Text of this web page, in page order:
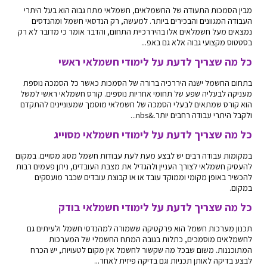
מבין הסמכות התעודה של החשמלאים, חשמלאי מתח גבוה הוא בעל היתרי
העבודה המגוונים והבכירים ביותר. למעשה, רק הנדסאי חשמל ומהנדסים
נמצאים מעל חשמלאים אלו בהיררכיית התחום, והדבר אומר כי מדובר לא רק
בסטטוס מקצועי גבוה אלא גם באפ...
כל מה שצריך לדעת על לימודי חשמלאי ראשי
בתחום החשמל ישנה היררכיה ברורה של הסמכות כאשר כל הסמכה נוספת
מעניקה לבעליה שפע של תחומי אחריות נוספים. קורס חשמלאי ראשי למשל
הוא קורס שמתאים לבעלי הסמכה של חשמלאי מוסמך שמעוניינים להתקדם
ולקבל היתרי עבודה רחבים יותר.&nbs...
כל מה שצריך לדעת על לימודי חשמלאי מסוייג
במקומות עבודה רבים יש לבצע מעת לעת עבודות חשמל מסוג מסויים. במקום
להעסיק חשמלאי לצורך העניין ולהגדיל את מצבת העובדים, ניתן פעמים רבות
להכשיר באופן מקומי וממוקד עובד או או קבוצת עובדים שכבר מועסקים
במקום.
כל מה שצריך לדעת על לימודי חשמלאי בודק
תכנון מערכות חשמל הוא פרקטיקה ששמורה למהנדסי חשמל ולעיתים גם
לחשמלאים מוסמכים, כתלות בגובה המתח החשמלי של המערכות
המתוכננות. משום שבכל מה שקשור לחשמל אין מקום לטעויות, יש הכרח
לבצע בדיקה לאותן תכניות וגם בדיקה פיזית לאחר...